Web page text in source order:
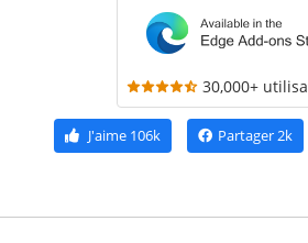
30,000+
J'aime106k Partager2k